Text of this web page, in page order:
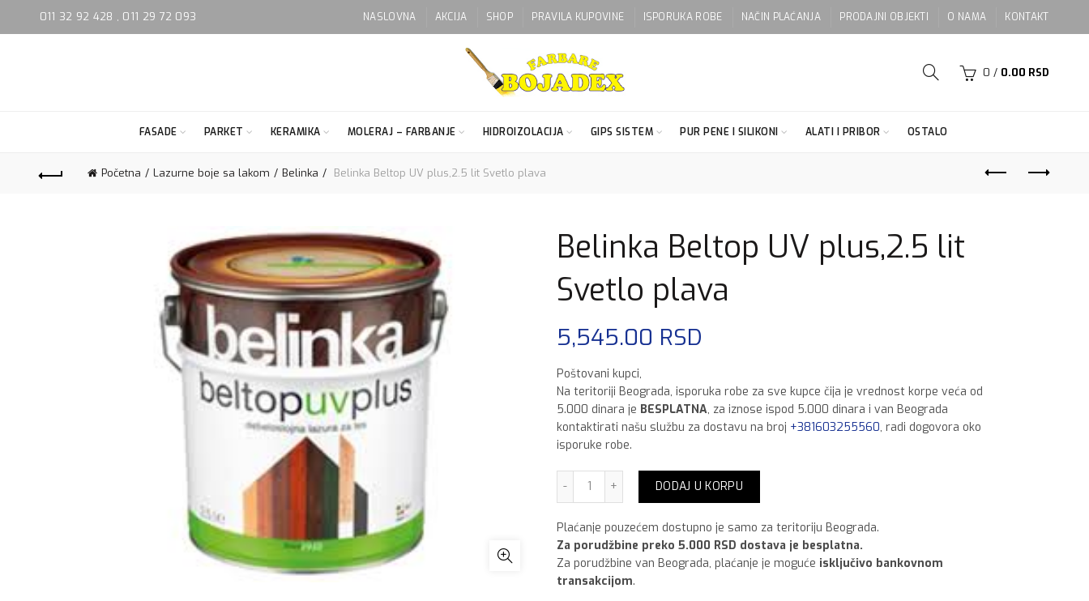
011 32 92 428 , 011 29 72 093 NASLOVNA AKCIJA SHOP PRAVILA KUPOVINE ISPORUKA ROBE NAČIN PLAĆANJA PRODAJNI OBJEKTI O NAMA KONTAKT
0 / 0.00 RSD
FASADE PARKET KERAMIKA MOLERAJ – FARBANJE HIDROIZOLACIJA GIPS SISTEM PUR PENE I SILIKONI ALATI I PRIBOR OSTALO
Početna Lazurne boje sa lakom Belinka Belinka Beltop UV plus,2.5 lit Svetlo plava
Belinka Beltop UV plus,2.5 lit
Svetlo plava
5,545.00 RSD
Poštovani kupci,
Na teritoriji Beograda, isporuka robe za sve kupce čija je vrednost korpe veća od
5.000 dinara je BESPLATNA, za iznose ispod 5.000 dinara i van Beograda
kontaktirati našu službu za dostavu na broj +381603255560, radi dogovora oko
isporuke robe.
Belinka Beltop UV plus,2.5 lit Svetlo plava količina
DODAJ U KORPU
Plaćanje pouzećem dostupno je samo za teritoriju Beograda.
Za porudžbine preko 5.000 RSD dostava je besplatna.
Za porudžbine van Beograda, plaćanje je moguće isključivo bankovnom
transakcijom.